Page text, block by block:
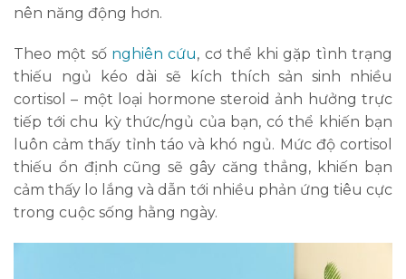
nên năng động hơn.
Theo một số nghiên cứu, cơ thể khi gặp tình trạng
thiếu ngủ kéo dài sẽ kích thích sản sinh nhiều
cortisol – một loại hormone steroid ảnh hưởng trực
tiếp tới chu kỳ thức/ngủ của bạn, có thể khiến bạn
luôn cảm thấy tỉnh táo và khó ngủ. Mức độ cortisol
thiếu ổn định cũng sẽ gây căng thẳng, khiến bạn
cảm thấy lo lắng và dẫn tới nhiều phản ứng tiêu cực
trong cuộc sống hằng ngày.